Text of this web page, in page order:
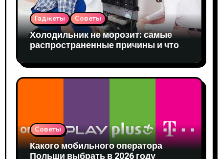
Гаджеты Советы
Холодильник не морозит: самые
распространенные причины и что
Советы
Какого мобильного оператора
Польши выбрать в 2026 году